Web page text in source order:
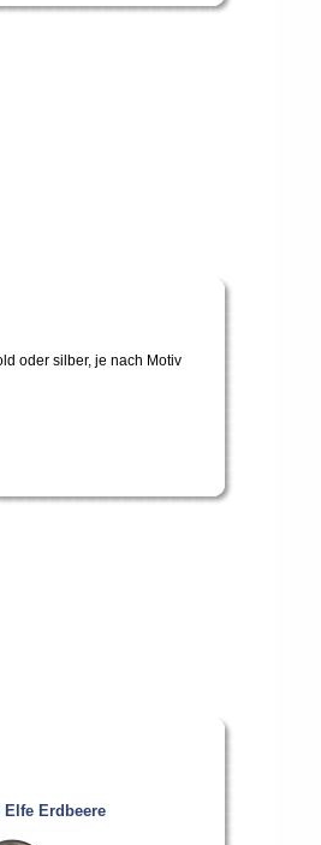
oder silber, je nach Motiv
Elfe Erdbeere